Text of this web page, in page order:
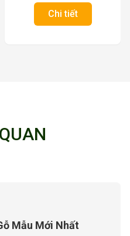
Chi tiết
100+ mẫu mới